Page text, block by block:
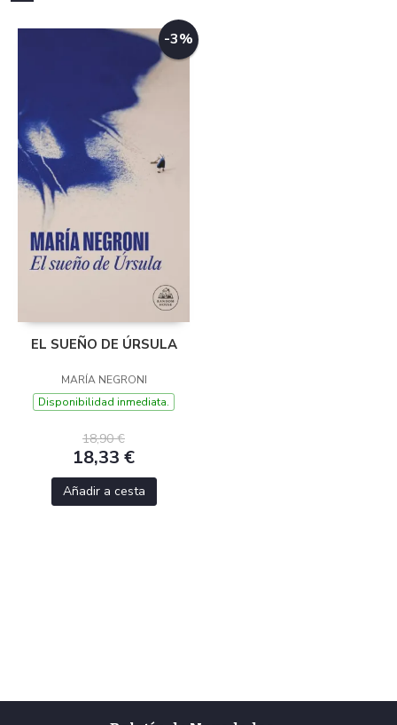
-3%
EL SUEÑO DE ÚRSULA
MARÍA NEGRONI
Disponibilidad inmediata.
18,90 €
18,33 €
Añadir a cesta